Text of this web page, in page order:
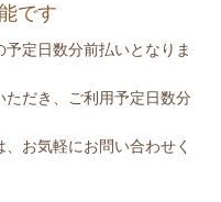
です
定日数分前払いとなりま
だき、ご利用予定日数分
、お気軽にお問い合わせく